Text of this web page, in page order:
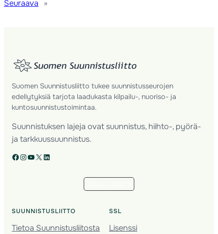
Seuraava
»
Suomen Suunnistusliitto tukee suunnistusseurojen
edellytyksiä tarjota laadukasta kilpailu-, nuoriso- ja
kuntosuunnistustoimintaa.
Suunnistuksen lajeja ovat suunnistus, hiihto-, pyörä-
ja tarkkuussuunnistus.
Facebook Instagram YouTube X LinkedIn
SUUNNISTUSLIITTO
Tietoa Suunnistusliitosta
SSL
Lisenssi